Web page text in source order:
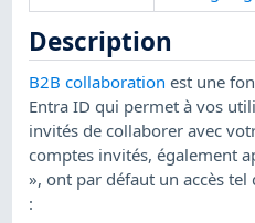
Description
B2B collaboration est une
Entra ID qui permet à vos
invités de collaborer avec
comptes invités, également
», ont par défaut un accès
: